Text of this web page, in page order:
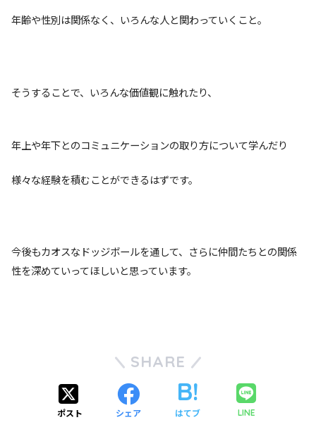
年齢や性別は関係なく、いろんな人と関わっていくこと。
そうすることで、いろんな価値観に触れたり、
年上や年下とのコミュニケーションの取り方について学んだり
様々な経験を積むことができるはずです。
今後もカオスなドッジボールを通して、さらに仲間たちとの関係
性を深めていってほしいと思っています。
SHARE
ポスト シェア はてブ LINE